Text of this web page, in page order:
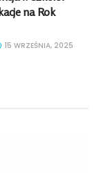
na Rok
15 WRZEŚNIA, 2025